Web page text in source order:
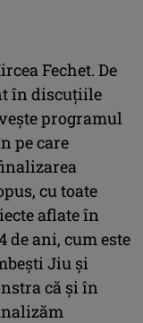
Fechet. De
în discuţiile
programul
pe care
cu toate
aflate în
de ani, cum este
Jiu şi
că şi în